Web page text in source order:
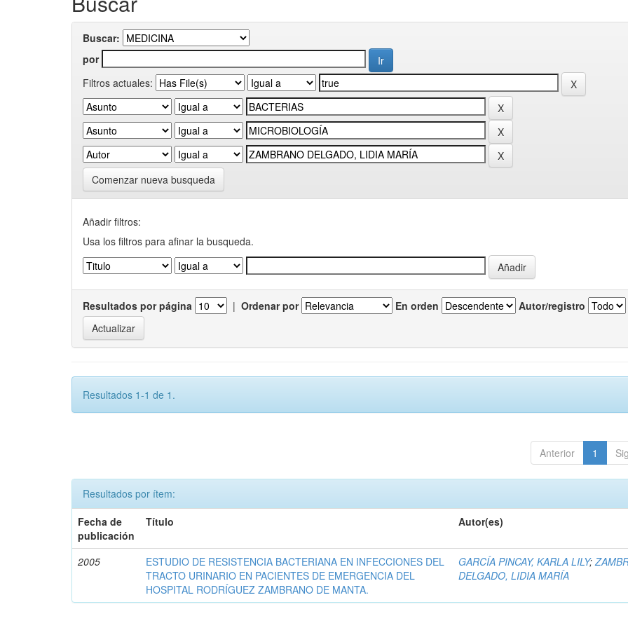
Buscar:
por
Filtros actuales:
Comenzar nueva busqueda
Añadir filtros:
Usa los filtros para afinar la busqueda.
Resultados por página | Ordenar por En orden Autor/registro
Resultados 1-1 de 1.
Anterior 1
Resultados por ítem:
Fecha de
publicación
Título Autor(es)
2005
ESTUDIO DE RESISTENCIA BACTERIANA EN INFECCIONES DEL
TRACTO URINARIO EN PACIENTES DE EMERGENCIA DEL
HOSPITAL RODRÍGUEZ ZAMBRANO DE MANTA.
GARCÍA PINCAY, KARLA LILY;
DELGADO, LIDIA MARÍA